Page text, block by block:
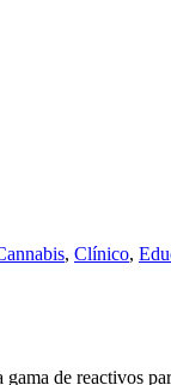
, Clínico,
de reactivos